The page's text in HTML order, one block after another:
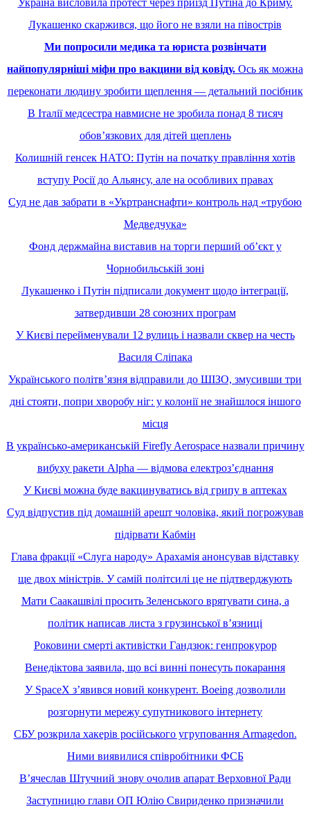
Україна висловила протест через приїзд Путіна до Криму.
Лукашенко скаржився, що його не взяли на півострів
Ми попросили медика та юриста розвінчати
найпопулярніші міфи про вакцини від ковіду. Ось як можна
переконати людину зробити щеплення ― детальний посібник
В Італії медсестра навмисне не зробила понад 8 тисяч
обовʼязкових для дітей щеплень
Колишній генсек НАТО: Путін на початку правління хотів
вступу Росії до Альянсу, але на особливих правах
Суд не дав забрати в «Укртранснафти» контроль над «трубою
Медведчука»
Фонд держмайна виставив на торги перший обʼєкт у
Чорнобильській зоні
Лукашенко і Путін підписали документ щодо інтеграції,
затвердивши 28 союзних програм
У Києві перейменували 12 вулиць і назвали сквер на честь
Василя Сліпака
Українського політвʼязня відправили до ШІЗО, змусивши три
дні стояти, попри хворобу ніг: у колонії не знайшлося іншого
місця
В українсько-американській Firefly Aerospace назвали причину
вибуху ракети Alpha — відмова електрозʼєднання
У Києві можна буде вакцинуватись від грипу в аптеках
Суд відпустив під домашній арешт чоловіка, який погрожував
підірвати Кабмін
Глава фракції «Слуга народу» Арахамія анонсував відставку
ще двох міністрів. У самій політсилі це не підтверджують
Мати Саакашвілі просить Зеленського врятувати сина, а
політик написав листа з грузинської вʼязниці
Роковини смерті активістки Гандзюк: генпрокурор
Венедіктова заявила, що всі винні понесуть покарання
У SpaceX зʼявився новий конкурент. Boeing дозволили
розгорнути мережу супутникового інтернету
СБУ розкрила хакерів російського угруповання Armagedon.
Ними виявилися співробітники ФСБ
В’ячеслав Штучний знову очолив апарат Верховної Ради
Заступницю глави ОП Юлію Свириденко призначили